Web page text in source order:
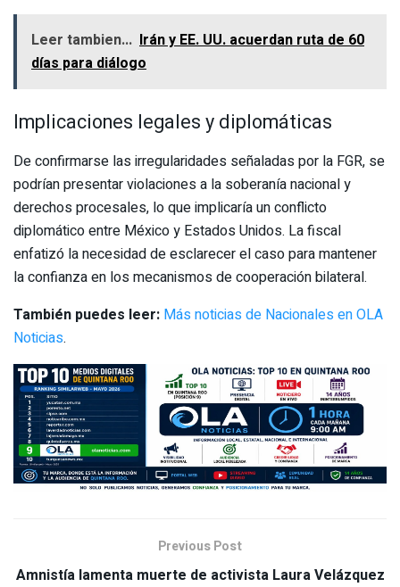
Leer tambien... Irán y EE. UU. acuerdan ruta de 60
días para diálogo
Implicaciones legales y diplomáticas
De confirmarse las irregularidades señaladas por la FGR, se
podrían presentar violaciones a la soberanía nacional y
derechos procesales, lo que implicaría un conflicto
diplomático entre México y Estados Unidos. La fiscal
enfatizó la necesidad de esclarecer el caso para mantener
la confianza en los mecanismos de cooperación bilateral.
También puedes leer: Más noticias de Nacionales en OLA
Noticias.
Previous Post
Amnistía lamenta muerte de activista Laura Velázquez